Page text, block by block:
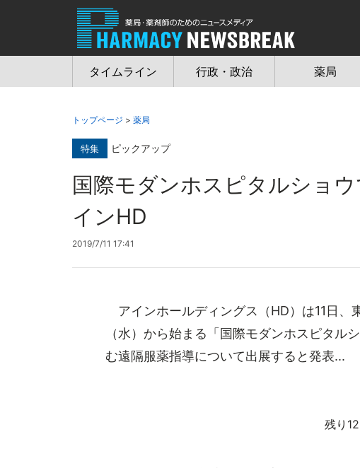
タイムライン 行政・政治 薬局
トップページ > 薬局
特集 ピックアップ
国際モダンホスピタルシ
インHD
2019/7/11 17:41
アインホールディングス（HD）は11日、
（水）から始まる「国際モダンホスピタル
む遠隔服薬指導について出展すると発表...
残り